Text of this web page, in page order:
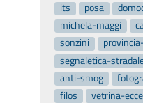
its
posa
michela-maggi
sonzini
segnaletica-
anti-smog
filos
vetrina-